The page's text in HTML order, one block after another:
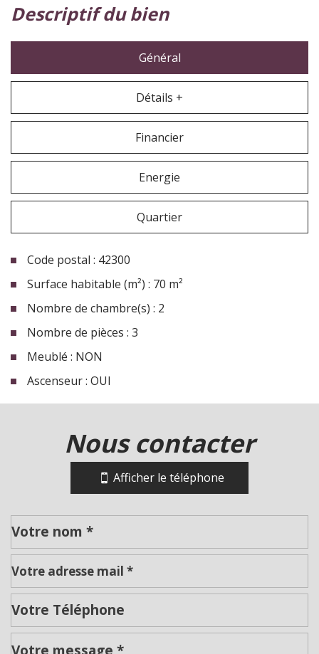
descriptif du bien
Général
Détails +
Financier
Energie
Quartier
Code postal : 42300
Surface habitable (m²) : 70 m²
Nombre de chambre(s) : 2
Nombre de pièces : 3
Meublé : NON
Ascenseur : OUI
la ville de roanne (42300)
nous contacter
Afficher le téléphone